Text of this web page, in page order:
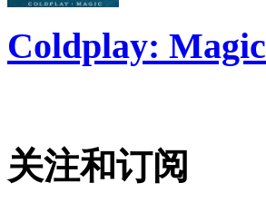
Coldplay: Magic
关注和订阅